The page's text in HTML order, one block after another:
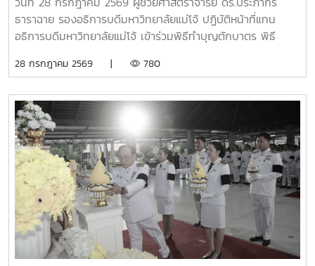
การเวียนเป็นเจ้าภาพใคปีถัดไป ณ ห้องประชุมสภามหาวิทยาลัย
ชั้น 5 สำนักงานมหาวิทยาลัย มหาวิทยาลัยแม่โจ้
ธาราฉาย รองอธิการบดีมหาวิทยาลัยแม่โจ้ ปฏิบัติหน้าที่แทน
อธิการบดีมหาวิทยาลัยแม่โจ้ เข้าร่วมพิธีทำบุญตักบาตร พิธี
ได้แก่ ศาสนาพุทธ ศาสนาอิสลาม ศาสนาคริสต์ ศาสนา
พระชนมพรรษา พระบาทสมเด็จพระเจ้าอยู่หัว 28 กรกฎาคม
2569 พร้อมด้วยนายวิทชัย สุขเพราะนา ผู้อำนวยการกองส่ง
เสริมศิลปวัฒนธรรม และหัวหน้างาน รวมทั้งบุคลากรในกองส่ง
เสริมศิลปวัฒนธรรม จัดโดยจังหวัดเชียงใหม่ ซึ่งภายในพิธีดัง
กล่าว มีผู้ว่าราชการจังหวัดเชียงใหม่ พร้อมด้วยหัวหน้าส่วน
ราชการ ข้าราชการ ภาคเอกชน และประชาชนทุกหมู่เหล่า เข้าร่วม
พิธีโดยพร้อมเพรียงกัน เพื่อร่วมแสดงความจงรักภักดีและถวาย
พระราชกุศล ณ อุทยานหลวงราชพฤกษ์ จังหวัดเชียงใหม่ในการ
นี้ ผู้ช่วยศาสตราจารย์ ดร.ประภากร ธาราฉาย รองอธิการบดี
มหาวิทยาลัยแม่โจ้ ร่วมลงนามถวายพระพรชัยมงคล พระบาท
28 กรกฎาคม 2569 | 780